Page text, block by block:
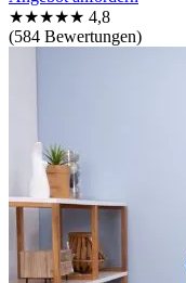
★★★★★ 4,8
(584 Bewertungen)